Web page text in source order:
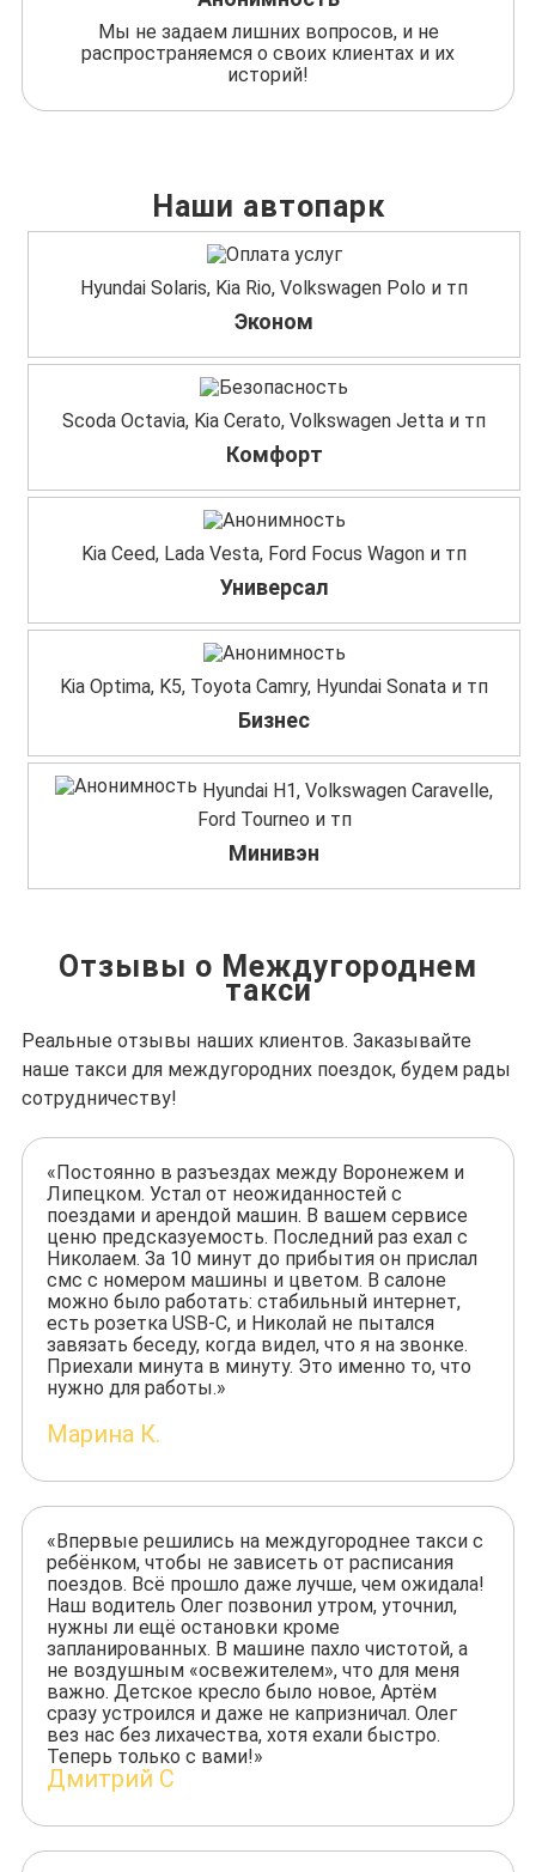
Мы не задаем лишних вопросов, и не
распространяемся о своих клиентах и их
историй!
Наши автопарк
Hyundai Solaris, Kia Rio, Volkswagen Polo и тп
Эконом
Scoda Octavia, Kia Cerato, Volkswagen Jetta и тп
Комфорт
Kia Ceed, Lada Vesta, Ford Focus Wagon и тп
Универсал
Kia Optima, K5, Toyota Camry, Hyundai Sonata и тп
Бизнес
Hyundai H1, Volkswagen Caravelle,
Ford Tourneo и тп
Минивэн
Отзывы о Междугороднем
такси
Реальные отзывы наших клиентов. Заказывайте
наше такси для междугородних поездок, будем рады
сотрудничеству!
«Постоянно в разъездах между Воронежем и
Липецком. Устал от неожиданностей с
поездами и арендой машин. В вашем сервисе
ценю предсказуемость. Последний раз ехал с
Николаем. За 10 минут до прибытия он прислал
смс с номером машины и цветом. В салоне
можно было работать: стабильный интернет,
есть розетка USB-C, и Николай не пытался
завязать беседу, когда видел, что я на звонке.
Приехали минута в минуту. Это именно то, что
нужно для работы.»
Марина К.
«Впервые решились на междугороднее такси с
ребёнком, чтобы не зависеть от расписания
поездов. Всё прошло даже лучше, чем ожидала!
Наш водитель Олег позвонил утром, уточнил,
нужны ли ещё остановки кроме
запланированных. В машине пахло чистотой, а
не воздушным «освежителем», что для меня
важно. Детское кресло было новое, Артём
сразу устроился и даже не капризничал. Олег
вез нас без лихачества, хотя ехали быстро.
Теперь только с вами!»
Дмитрий С